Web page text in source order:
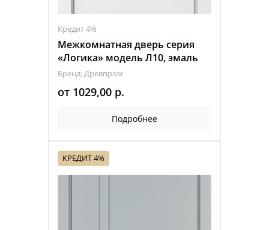
Кредит 4%
Межкомнатная дверь серия
«Логика» модель Л10, эмаль
Бренд: Древпром
от 1029,00 р.
Подробнее
КРЕДИТ 4%